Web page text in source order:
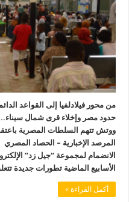
من محور فيلادلفيا إلى القواعد
ووتش تتهم السلطات المصرية
المرصد الإخبارية – الحصاد
الانضمام لمجموعة “جيل زد”
الأسابيع الماضية تطورات جديدة
أكمل القراءة »